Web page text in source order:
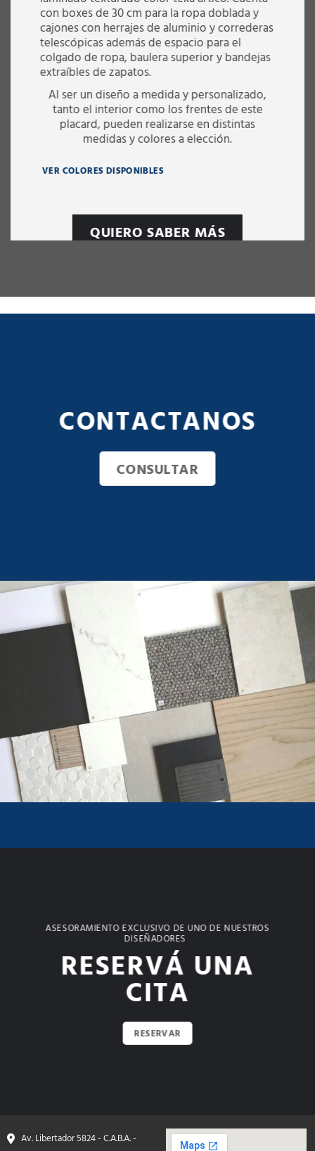
con boxes de 30 cm para la ropa doblada y
cajones con herrajes de aluminio y correderas
telescópicas además de espacio para el
colgado de ropa, baulera superior y bandejas
extraíbles de zapatos.
Al ser un diseño a medida y personalizado,
tanto el interior como los frentes de este
placard, pueden realizarse en distintas
medidas y colores a elección.
VER COLORES DISPONIBLES
QUIERO SABER MÁS
CONTACTANOS
CONSULTAR
ASESORAMIENTO EXCLUSIVO DE UNO DE NUESTROS
DISEÑADORES
RESERVÁ UNA
CITA
RESERVAR
Av. Libertador 5824 - C.A.B.A. -